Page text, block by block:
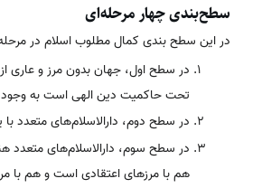
سطح‌بندی چهار مرحله‌ای
در این سطح بندی کمال مطلوب اسلام در مرحله
در سطح اول، جهان بدون مرز و عاری
تحت حاکمیت دین الهی است به وجود
در سطح دوم، دارالاسلام‌های متعدد
در سطح سوم، دارالاسلام‌های متعدد
هم با مرزهای اعتقادی است و هم با